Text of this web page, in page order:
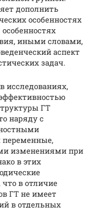
дополнить
особенностях
иными словами,
аспект
задач.
исследованиях,
ГТ
наряду с
переменные,
изменениями при
в этих
в отличие
ГТ не имеет
в отдельных